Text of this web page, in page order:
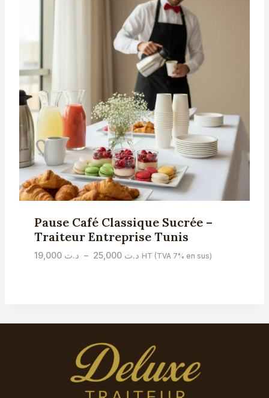
Pause Café Classique Sucrée –
Traiteur Entreprise Tunis
د.ت 19,000 – د.ت 25,000
Plage
د.ت 25,000
HT (TVA 7% en sus)